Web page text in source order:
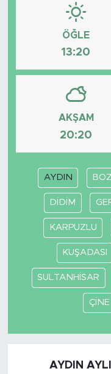
ÖĞLE
13:20
AKŞAM
20:20
AYDIN
DİDİM
KARPUZLU
KUŞADASI
SULTANHİSAR
ÇİNE
AYDIN